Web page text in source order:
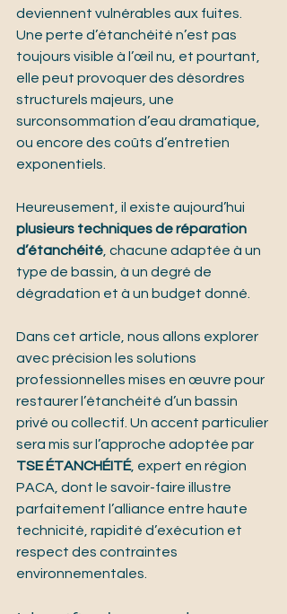
deviennent vulnérables aux fuites.
Une perte d’étanchéité n’est pas
toujours visible à l’œil nu, et pourtant,
elle peut provoquer des désordres
structurels majeurs, une
surconsommation d’eau dramatique,
ou encore des coûts d’entretien
exponentiels.
Heureusement, il existe aujourd’hui
plusieurs techniques de réparation
d’étanchéité , chacune adaptée à un
type de bassin, à un degré de
dégradation et à un budget donné.
Dans cet article, nous allons explorer
avec précision les solutions
professionnelles mises en œuvre pour
restaurer l’étanchéité d’un bassin
privé ou collectif. Un accent particulier
sera mis sur l’approche adoptée par
TSE ÉTANCHÉITÉ, expert en région
PACA, dont le savoir-faire illustre
parfaitement l’alliance entre haute
technicité, rapidité d’exécution et
respect des contraintes
environnementales.